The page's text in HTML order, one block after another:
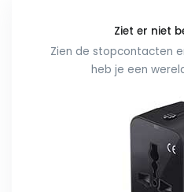
Ziet er niet
Zien de stopcontacten
heb je een